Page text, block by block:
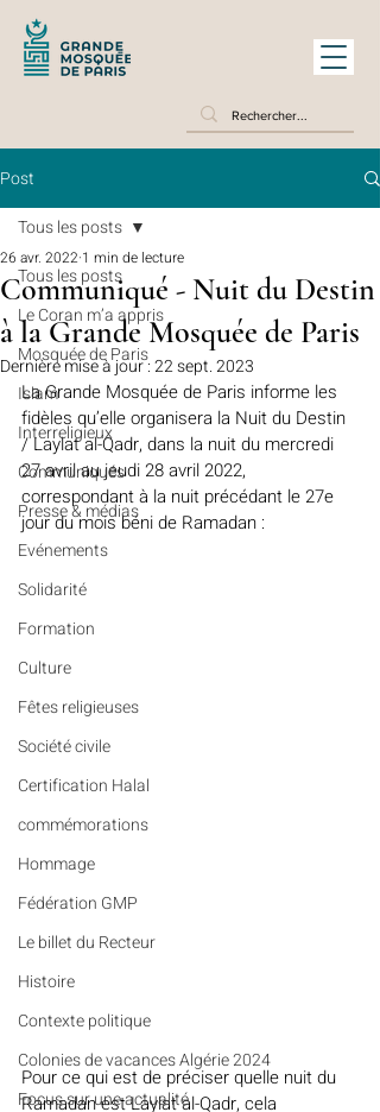
Post
Tous les posts
Le Coran m’a appris
Mosquée de Paris
Islam
Interreligieux
Communiqués
Presse & médias
Evénements
Solidarité
Formation
Culture
Fêtes religieuses
Société civile
Certification Halal
commémorations
Hommage
Fédération GMP
Le billet du Recteur
Histoire
Contexte politique
Colonies de vacances Algérie 2024
​​Focus sur une actualité
Tous les posts
Communiqué - Nuit du Destin
à la Grande Mosquée de Paris
26 avr. 2022 1 min de lecture
Dernière mise à jour :22 sept. 2023
La Grande Mosquée de Paris informe les
fidèles qu’elle organisera la Nuit du Destin
/ Laylat al-Qadr, dans la nuit du mercredi
27 avril au jeudi 28 avril 2022,
correspondant à la nuit précédant le 27e
jour du mois béni de Ramadan :
Pour ce qui est de préciser quelle nuit du
Ramadan est Laylat al-Qadr, cela